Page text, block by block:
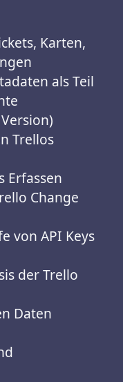
Karten,
als Teil
Trellos
Erfassen
Change
von API Keys
der Trello
Daten